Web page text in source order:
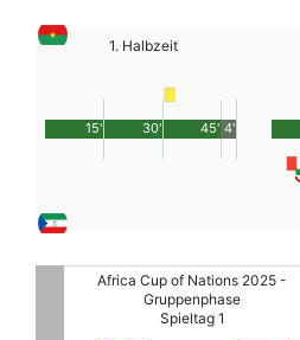
1. Halbzeit
45'
15' 30' 4'
Africa Cup of Nations 2025 -
Gruppenphase
Spieltag 1